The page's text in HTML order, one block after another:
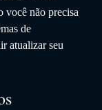
você não precisa
de
atualizar seu